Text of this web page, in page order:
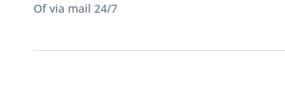
Of via mail 24/7